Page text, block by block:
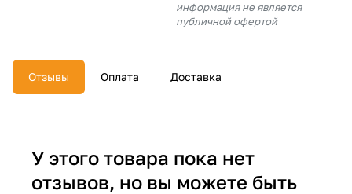
информация не является
публичной офертой
Отзывы Оплата Доставка
У этого товара пока нет
отзывов, но вы можете быть
недели